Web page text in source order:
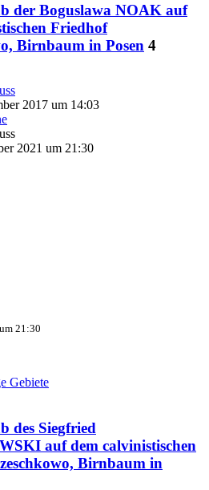
der Boguslawa NOAK auf
Friedhof
Birnbaum in Posen 4
2017 um 14:03
2021 um 21:30
21:30
Gebiete
des Siegfried
auf dem calvinistischen
Birnbaum in